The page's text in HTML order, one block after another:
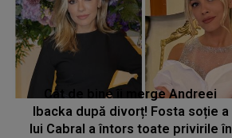
Cât de bine îi merge Andreei
Ibacka după divorț! Fosta soție a
lui Cabral a întors toate privirile în